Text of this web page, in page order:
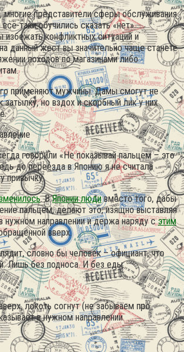
представители сферы обслуживания
таки обучились сказать «нет»
конфликтных ситуаций и
данный жест вы значительно чаще станете
походов по магазинами либо
применяют мужчины. Дамы смогут не
затылку, но вздох и скорбный лик у них
говорили «Не показывай пальцем – это
до переезда в Японию я не считала
привычку.
. ВЯпонии людивместо того, дабы
пальцем, делают это, изящно выставляя
нужном направлении и держа наряду сэтим
вверх.
словно бы человек – официант, что
Лишь без подноса. И без еды.
локоть согнут (не забываем про
в нужном направлении.